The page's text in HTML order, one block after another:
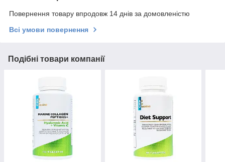
Повернення товару впродовж 14 днів за домовленістю
Всі умови повернення
Подібні товари компанії